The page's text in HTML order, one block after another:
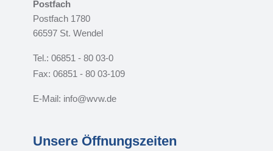
Postfach
Postfach 1780
66597 St. Wendel
Tel.: 06851 - 80 03-0
Fax: 06851 - 80 03-109
E-Mail: info@wvw.de
Unsere Öffnungszeiten